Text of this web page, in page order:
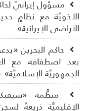
مسؤول إيرانيّ لحاكم
مع نظامٍ حديث
الإيرانية»
حاكم البحرين «يدعو
اصطفافه مع
الإسلاميَّة» –
منظَّمة
ذريعةً لسجن